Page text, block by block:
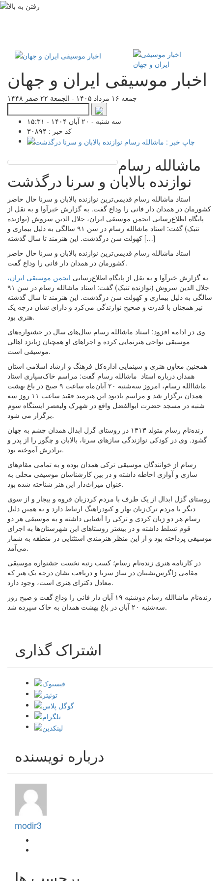
اخبار موسیقی ایران و جهان
جمعه ۱۶ مرداد ۱۴۰۵ - الجمعة ۲۲ صفر ۱۴۴۸
سه شنبه - ۲۰ آبان ۱۴۰۴ - ۱۵:۳۱
کد خبر : ۳۰۸۹۴
ماشالله رسام
نوازنده بالابان و سرنا درگذشت
استاد ماشالله رسام قدیمی‌ترین نوازنده بالابان و سرنا حال حاضر
کشورمان در همدان دار فانی را وداع گفت. به گزارش خبرآوا و به نقل از
پایگاه اطلاع‌رسانی انجمن موسیقی ایران، جلال الدین سروش (نوازنده
تنبک) گفت: استاد ماشالله رسام در سن ۹۱ سالگی به دلیل بیماری و
کهولت سن درگذشت. این هنرمند تا سال گذشته […]
استاد ماشالله رسام قدیمی‌ترین نوازنده بالابان و سرنا حال حاضر
کشورمان در همدان دار فانی را وداع گفت.
به گزارش خبرآوا و به نقل از پایگاه اطلاع‌رسانی انجمن موسیقی ایران،
جلال الدین سروش (نوازنده تنبک) گفت: استاد ماشالله رسام در سن ۹۱
سالگی به دلیل بیماری و کهولت سن درگذشت. این هنرمند تا سال گذشته
نیز همچنان با قدرت و صحیح نوازندگی می‌کرد و دارای نشان درجه یک
هنری بود.
وی در ادامه افزود: استاد ماشالله رسام سال‌های سال در جشنواره‌های
موسیقی نواحی هنرنمایی کرده و اجراهای او همچنان زبانزد اهالی
موسیقی است.
همچنین معاون هنری و سینمایی اداره‌کل فرهنگ و ارشاد اسلامی استان
همدان درباره استاد ماشالله رسام گفت: مراسم خاک‌سپاری استاد
ماشاالله رسام، امروز سه‌شنبه ۲۰ آبان‌ماه ساعت ۹ صبح در باغ بهشت
همدان برگزار شد و مراسم یادبود این هنرمند فقید ساعت ۱۱ روز سه
شنبه در مسجد حضرت ابوالفضل واقع در شهرک ولیعصر ایستگاه سوم
برگزار می شود.
زنده‌نام رسام متولد ۱۳۱۳ در روستای گزل ابدال همدان چشم به جهان
گشود. وی در کودکی نوازندگی سازهای سرنا، بالابان و چگور را از پدر و
برادرش آموخته‌ بود.
رسام از خوانندگان موسیقی ترکی همدان بوده و به تمامی مقام‌های
سازی و آوازی احاطه داشته و در بین کارشناسان موسیقی محلی به
عنوان میراث‌دار این هنر شناخته‌ شده بود.
روستای گزل ابدال از یک طرف با مردم کردزبان قروه و بیجار و از سوی
دیگر با مردم ترک‌زبان بهار و کبودراهنگ ارتباط دارد و به همین دلیل
رسام هر دو زبان کردی و ترکی را آشنایی داشته و به موسیقی هر دو
قوم تسلط داشته و در بیشتر روستاهای این شهرستان‌ها به اجرای
موسیقی پرداخته بود و از این منظر هنرمندی استثنایی در منطقه به شمار
می‌آمد.
در کارنامه هنری زنده‌نام رسام؛ کسب رتبه نخست جشنواره موسیقی
مقامی زاگرس‌نشینان در ساز سرنا و دریافت نشان درجه یک هنر که
معادل دکترای هنری است، وجود دارد.
زنده‌نام ماشاالله رسام دوشنبه ۱۹ آبان دار فانی را وداع گفت و صبح روز
سه‌شنبه ۲۰ آبان‌ در باغ بهشت همدان به خاک سپرده شد.
اشتراک گذاری
درباره نویسنده
modir3